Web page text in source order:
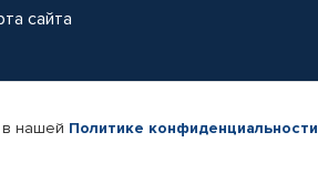
сайта
нашей Политике конфиденциальности